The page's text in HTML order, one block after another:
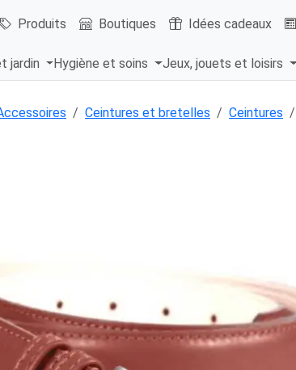
Produits Boutiques Idées cadeaux
jardin Hygiène et soins Jeux, jouets et loisirs
Ceintures et bretelles Ceintures